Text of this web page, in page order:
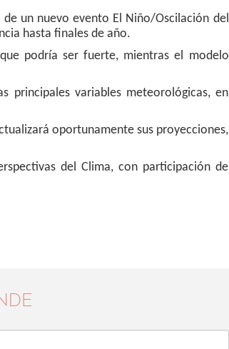
un nuevo evento El Niño/Oscilación del
hasta finales de año.
podría ser fuerte, mientras el modelo
variables meteorológicas, en
oportunamente sus proyecciones,
del Clima, con participación de